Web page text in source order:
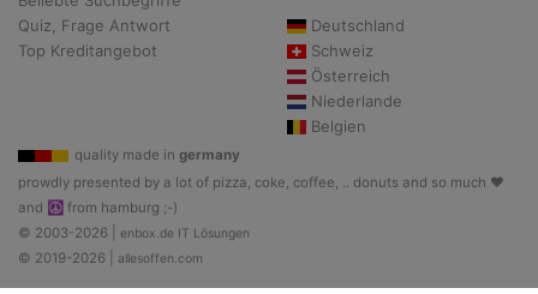
Quiz, Frage Antwort
Top Kreditangebot
Deutschland
Schweiz
Österreich
Niederlande
Belgien
quality made in germany
prowdly presented by a lot of pizza, coke, coffee, .. donuts and so much ♥
and ☮ from hamburg ;-)
© 2003-2026 | enbox.de IT Lösungen
© 2019-2026 | allesoffen.com